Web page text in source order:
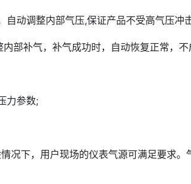
动调整内部气压,保证产品不受高气压冲
部补气，补气成功时，自动恢复正常，不
力参数;
下，用户现场的仪表气源可满足要求。